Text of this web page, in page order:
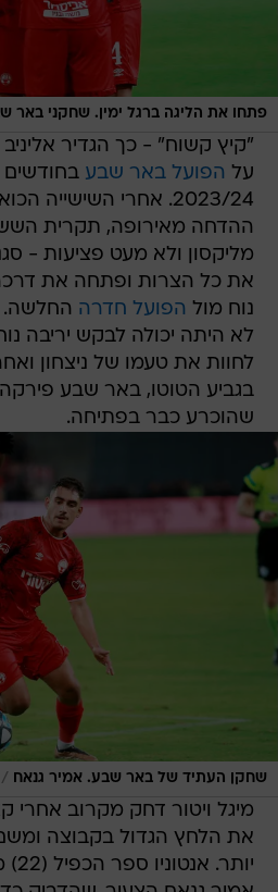
פתחו את הליגה ברגל ימין. שחקני באר
"קיץ קשוח" - כך הגדיר
על הפועל באר שבע
2023/24. אחרי
ההדחה מאירופה, תקרית
מליקסון ולא מעט פציעות -
נוח מול הפועל חדרה החלשה.
לא היתה יכולה לבקש יריבה
לחוות את טעמו של ניצחון
בגביע הטוטו, באר שבע
שהוכרע כבר בפתיחה.
שחקן העתיד של באר שבע. אמיר גנאח /
מיגל ויטור דחק מקרוב אחרי
את הלחץ הגדול בקבוצה